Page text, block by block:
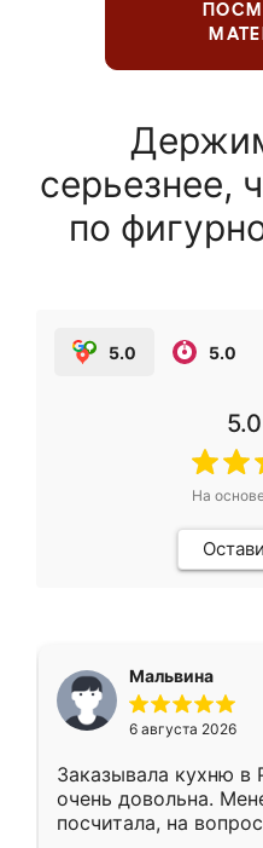
серьезнее,
по
5.0 5.0
5.0
На
Мальвина
6 августа 2026
Заказывала кухню в
очень довольна.
посчитала, на